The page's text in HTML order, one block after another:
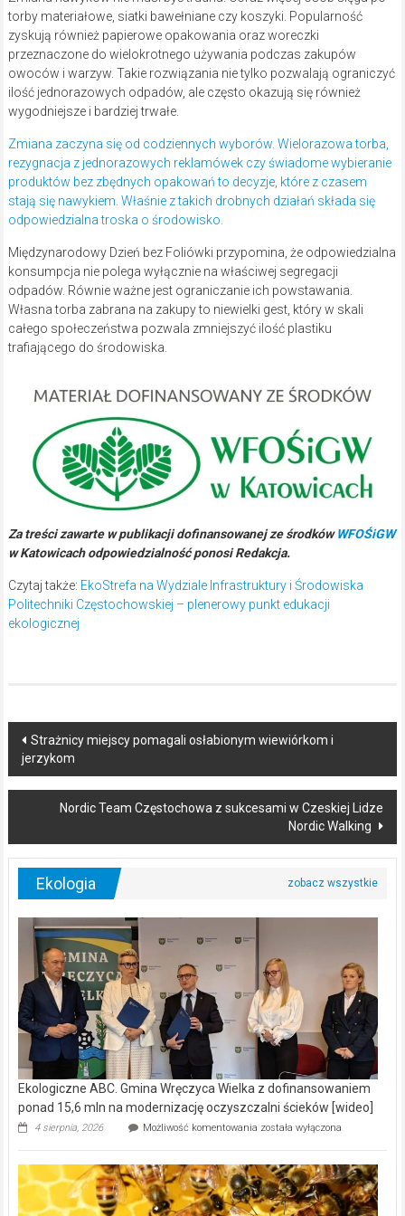
torby materiałowe, siatki bawełniane czy koszyki. Popularność
zyskują również papierowe opakowania oraz woreczki
przeznaczone do wielokrotnego używania podczas zakupów
owoców i warzyw. Takie rozwiązania nie tylko pozwalają ograniczyć
ilość jednorazowych odpadów, ale często okazują się również
wygodniejsze i bardziej trwałe.
Zmiana zaczyna się od codziennych wyborów. Wielorazowa torba,
rezygnacja z jednorazowych reklamówek czy świadome wybieranie
produktów bez zbędnych opakowań to decyzje, które z czasem
stają się nawykiem. Właśnie z takich drobnych działań składa się
odpowiedzialna troska o środowisko.
Międzynarodowy Dzień bez Foliówki przypomina, że odpowiedzialna
konsumpcja nie polega wyłącznie na właściwej segregacji
odpadów. Równie ważne jest ograniczanie ich powstawania.
Własna torba zabrana na zakupy to niewielki gest, który w skali
całego społeczeństwa pozwala zmniejszyć ilość plastiku
trafiającego do środowiska.
Za treści zawarte w publikacji dofinansowanej ze środkówWFOŚiGW
w Katowicach odpowiedzialność ponosi Redakcja.
Czytaj także: EkoStrefa na Wydziale Infrastruktury i Środowiska
Politechniki Częstochowskiej – plenerowy punkt edukacji
ekologicznej
Post
navigation
Strażnicy miejscy pomagali osłabionym wiewiórkom i
jerzykom
Nordic Team Częstochowa z sukcesami w Czeskiej Lidze
Nordic Walking
Ekologia
Ekologiczne ABC. Gmina Wręczyca Wielka z dofinansowaniem
ponad 15,6 mln na modernizację oczyszczalni ścieków [wideo]
4 sierpnia, 2026 Możliwość komentowania Ekologiczne
Wręczyca
Wielka
z
dofinansowaniem
została wyłączona